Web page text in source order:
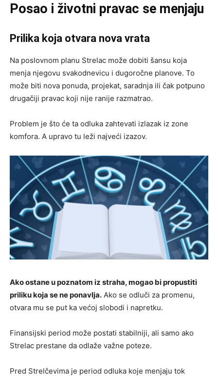
Posao i životni pravac se menjaju
Prilika koja otvara nova vrata
Na poslovnom planu Strelac može dobiti šansu koja
menja njegovu svakodnevicu i dugoročne planove. To
može biti nova ponuda, projekat, saradnja ili čak potpuno
drugačiji pravac koji nije ranije razmatrao.
Problem je što će ta odluka zahtevati izlazak iz zone
komfora. A upravo tu leži najveći izazov.
Ako ostane u poznatom iz straha, mogao bi propustiti
priliku koja se ne ponavlja. Ako se odluči za promenu,
otvara mu se put ka većoj slobodi i napretku.
Finansijski period može postati stabilniji, ali samo ako
Strelac prestane da odlaže važne poteze.
Pred Strelčevima je period odluka koje menjaju tok